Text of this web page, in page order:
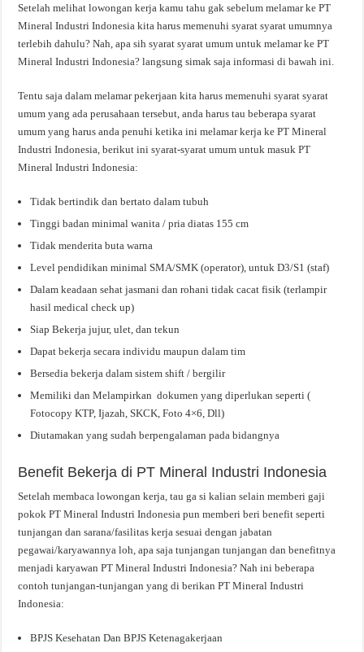
Setelah melihat lowongan kerja kamu tahu gak sebelum melamar ke PT
Mineral Industri Indonesia kita harus memenuhi syarat syarat umumnya
terlebih dahulu? Nah, apa sih syarat syarat umum untuk melamar ke PT
Mineral Industri Indonesia? langsung simak saja informasi di bawah ini.
Tentu saja dalam melamar pekerjaan kita harus memenuhi syarat syarat
umum yang ada perusahaan tersebut, anda harus tau beberapa syarat
umum yang harus anda penuhi ketika ini melamar kerja ke PT Mineral
Industri Indonesia, berikut ini syarat-syarat umum untuk masuk PT
Mineral Industri Indonesia:
Tidak bertindik dan bertato dalam tubuh
Tinggi badan minimal wanita / pria diatas 155 cm
Tidak menderita buta warna
Level pendidikan minimal SMA/SMK (operator), untuk D3/S1 (staf)
Dalam keadaan sehat jasmani dan rohani tidak cacat fisik (terlampir
hasil medical check up)
Siap Bekerja jujur, ulet, dan tekun
Dapat bekerja secara individu maupun dalam tim
Bersedia bekerja dalam sistem shift / bergilir
Memiliki dan Melampirkan dokumen yang diperlukan seperti (
Fotocopy KTP, Ijazah, SKCK, Foto 4×6, Dll)
Diutamakan yang sudah berpengalaman pada bidangnya
Benefit Bekerja di PT Mineral Industri Indonesia
Setelah membaca lowongan kerja, tau ga si kalian selain memberi gaji
pokok PT Mineral Industri Indonesia pun memberi beri benefit seperti
tunjangan dan sarana/fasilitas kerja sesuai dengan jabatan
pegawai/karyawannya loh, apa saja tunjangan tunjangan dan benefitnya
menjadi karyawan PT Mineral Industri Indonesia? Nah ini beberapa
contoh tunjangan-tunjangan yang di berikan PT Mineral Industri
Indonesia:
BPJS Kesehatan Dan BPJS Ketenagakerjaan